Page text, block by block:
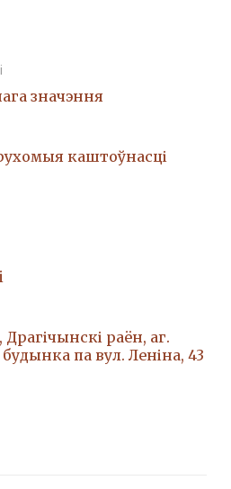
значэння
каштоўнасці
раён, аг.
па вул. Леніна, 43